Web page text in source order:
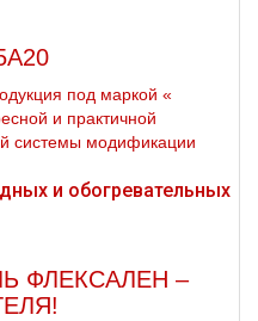
под маркой «
и практичной
системы модификации
ФЛЕКСАЛЕН –